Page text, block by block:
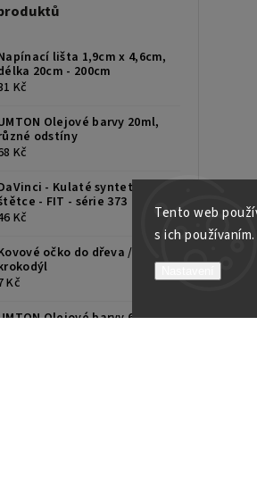
Tento web
s ich
lišta 1,9cm x 4,6cm,
20cm - 200cm
Kč
Olejové barvy 20ml,
odstíny
Kč
- Kulaté syntetické
- FIT - série 373
Kč
očko do dřeva /
Kč
Olejové barvy 60 ml,